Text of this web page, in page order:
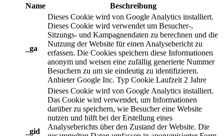
Name
Beschreibung
_ga
Dieses Cookie wird von Google Analytics installiert.
Dieses Cookie wird verwendet um Besucher-,
Sitzungs- und Kampagnendaten zu berechnen und die
Nutzung der Website für einen Analysebericht zu
erfassen. Die Cookies speichern diese Informationen
anonym und weisen eine zufällig generierte Nummer
Besuchern zu um sie eindeutig zu identifizieren.
Anbieter Google Inc. Typ Cookie Laufzeit 2 Jahre
_gid
Dieses Cookie wird von Google Analytics installiert.
Das Cookie wird verwendet, um Informationen
darüber zu speichern, wie Besucher eine Website
nutzen und hilft bei der Erstellung eines
Analyseberichts über den Zustand der Website. Die